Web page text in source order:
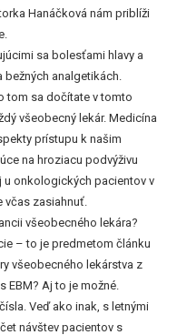
Hanáčková nám priblíži
sa bolesťami hlavy a
bežných analgetikách.
tom sa dočítate v tomto
všeobecný lekár. Medicína
prístupu k našim
na hroziacu podvýživu
u onkologických pacientov v
včas zasiahnuť.
všeobecného lekára?
– to je predmetom článku
všeobecného lekárstva z
EBM? Aj to je možné.
Veď ako inak, s letnými
návštev pacientov s